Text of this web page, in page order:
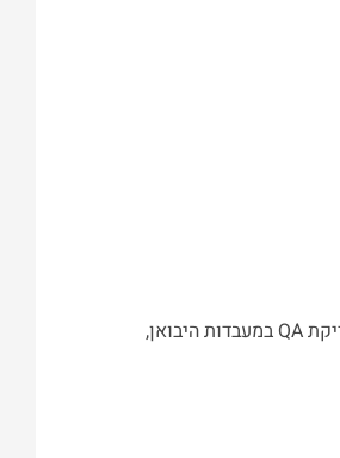
הבהרה: מחשב זה הינו מחודש- מחשב מחודש הינו מחשב לאחר שימוש,למשאבים עסקיים בעל יכולת עבודה לטווח שנים ארוך.כל מחשב ומחשב עובר בדיקת QA במעבדות היבואן,